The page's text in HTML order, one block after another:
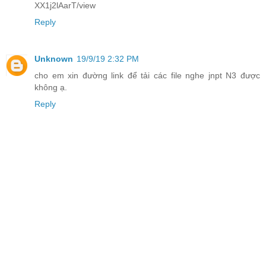
XX1j2lAarT/view
Reply
Unknown 19/9/19 2:32 PM
cho em xin đường link để tải các file nghe jnpt N3 được
không ạ.
Reply